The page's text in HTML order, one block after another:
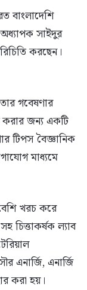
বাংলাদেশি
অধ্যাপক সাইদুর
করছেন।
গবেষণার
করার জন্য একটি
টিপস বৈজ্ঞানিক
মাধ্যমে
খরচ করে
চিত্তাকর্ষক ল্যাব
এনার্জি, এনার্জি
করা হয়।